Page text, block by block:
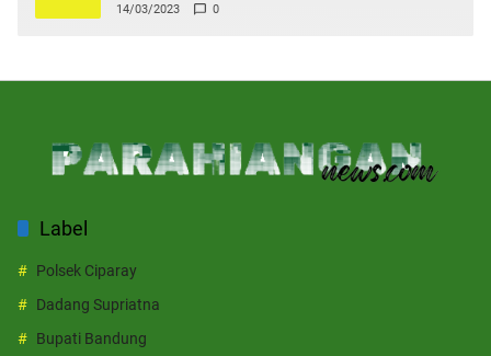
14/03/2023 0
Label
Polsek Ciparay
Dadang Supriatna
Bupati Bandung